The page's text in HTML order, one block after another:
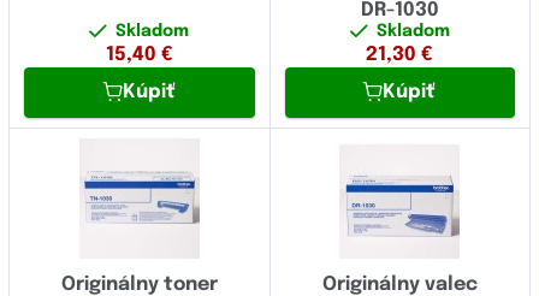
Skladom
15,40 €
Kúpiť
DR-1030
Skladom
21,30 €
Kúpiť
Originálny toner
Originálny valec